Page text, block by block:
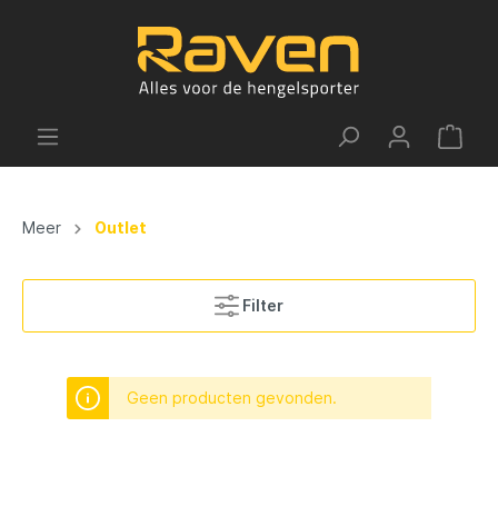
Meer Outlet
Filter
Geen producten gevonden.